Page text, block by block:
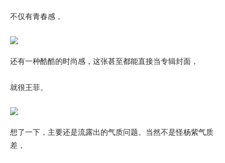
不仅有青春感，
还有一种酷酷的时尚感，这张甚至都能直接当专辑封面，
就很王菲。
想了一下，主要还是流露出的气质问题。当然不是怪杨紫气质
差，